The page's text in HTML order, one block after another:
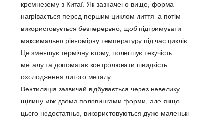
кремнезему в Китаї. Як зазначено вище, форма
нагрівається перед першим циклом лиття, а потім
використовується безперервно, щоб підтримувати
максимально рівномірну температуру під час циклів.
Це зменшує термічну втому, полегшує текучість
металу та допомагає контролювати швидкість
охолодження литого металу.
Вентиляція зазвичай відбувається через невелику
щілину між двома половинками форми, але якщо
цього недостатньо, використовуються дуже маленькі